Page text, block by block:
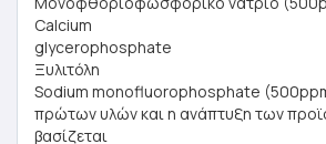
Calcium
glycerophosphate
Ξυλιτόλη
Sodium monofluorophosphate
πρώτων υλών και η ανάπτυξη των
βασίζεται